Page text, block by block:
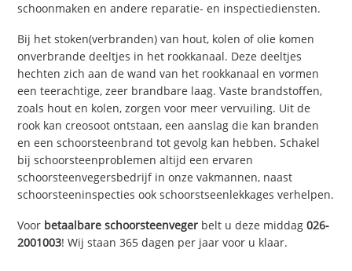
schoonmaken en andere reparatie- en inspectiediensten.
Bij het stoken(verbranden) van hout, kolen of olie komen
onverbrande deeltjes in het rookkanaal. Deze deeltjes
hechten zich aan de wand van het rookkanaal en vormen
een teerachtige, zeer brandbare laag. Vaste brandstoffen,
zoals hout en kolen, zorgen voor meer vervuiling. Uit de
rook kan creosoot ontstaan, een aanslag die kan branden
en een schoorsteenbrand tot gevolg kan hebben. Schakel
bij schoorsteenproblemen altijd een ervaren
schoorsteenvegersbedrijf in onze vakmannen, naast
schoorsteeninspecties ook schoorstseenlekkages verhelpen.
Voor betaalbare schoorsteenveger belt u deze middag026-
2001003! Wij staan 365 dagen per jaar voor u klaar.